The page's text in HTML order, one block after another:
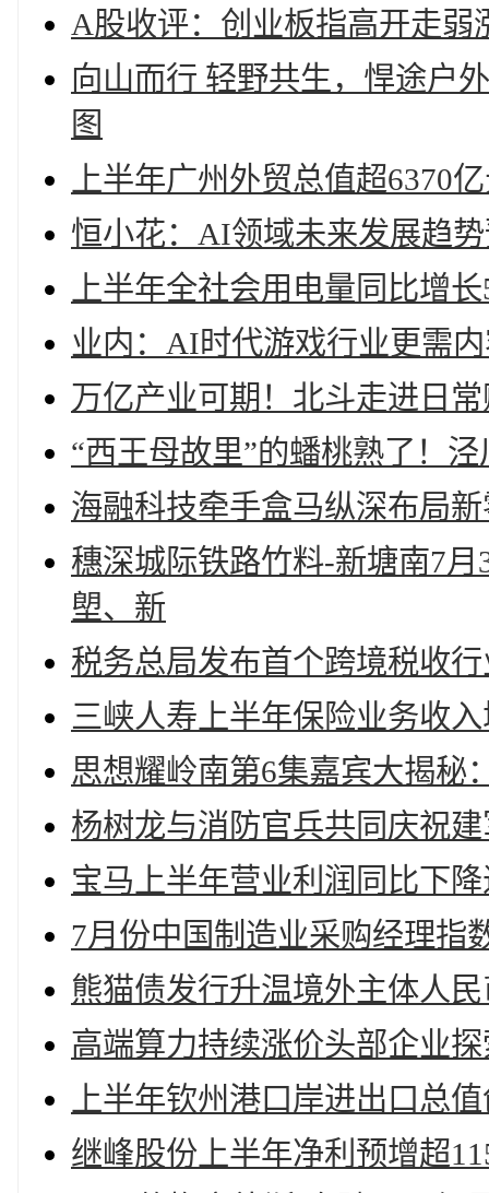
A股收评：创业板指高开走弱
向山而行 轻野共生，悍途户
图
上半年广州外贸总值超6370
恒小花：AI领域未来发展趋
上半年全社会用电量同比增
业内：AI时代游戏行业更需
万亿产业可期！北斗走进日
“西王母故里”的蟠桃熟了！
海融科技牵手盒马纵深布局
穗深城际铁路竹料-新塘南7
塱、新
税务总局发布首个跨境税收
三峡人寿上半年保险业务收
思想耀岭南第6集嘉宾大揭秘
杨树龙与消防官兵共同庆祝
宝马上半年营业利润同比下
7月份中国制造业采购经理指
熊猫债发行升温境外主体人
高端算力持续涨价头部企业探
上半年钦州港口岸进出口总
继峰股份上半年净利预增超